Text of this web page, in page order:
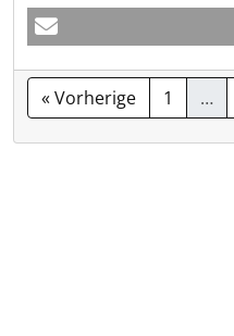
« Vorherige 1 …